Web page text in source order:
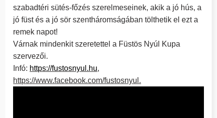
szabadtéri sütés-főzés szerelmeseinek, akik a jó hús, a
jó füst és a jó sör szentháromságában tölthetik el ezt a
remek napot!
Várnak mindenkit szeretettel a Füstös Nyúl Kupa
szervezői.
Infó: https://fustosnyul.hu,
https://www.facebook.com/fustosnyul.